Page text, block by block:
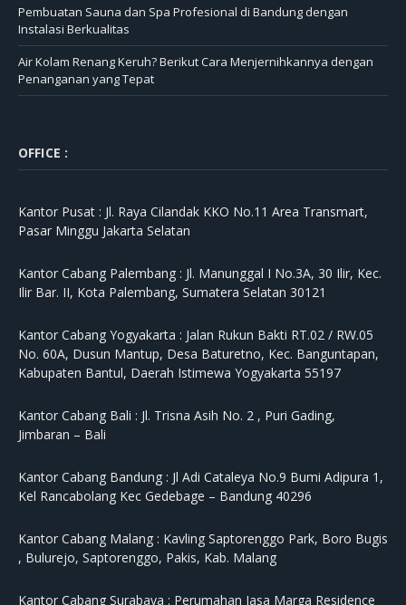
Pembuatan Sauna dan Spa Profesional di Bandung dengan
Instalasi Berkualitas
Air Kolam Renang Keruh? Berikut Cara Menjernihkannya dengan
Penanganan yang Tepat
OFFICE :
Kantor Pusat : Jl. Raya Cilandak KKO No.11 Area Transmart,
Pasar Minggu Jakarta Selatan
Kantor Cabang Palembang : Jl. Manunggal I No.3A, 30 Ilir, Kec.
Ilir Bar. II, Kota Palembang, Sumatera Selatan 30121
Kantor Cabang Yogyakarta : Jalan Rukun Bakti RT.02 / RW.05
No. 60A, Dusun Mantup, Desa Baturetno, Kec. Banguntapan,
Kabupaten Bantul, Daerah Istimewa Yogyakarta 55197
Kantor Cabang Bali : Jl. Trisna Asih No. 2 , Puri Gading,
Jimbaran – Bali
Kantor Cabang Bandung : Jl Adi Cataleya No.9 Bumi Adipura 1,
Kel Rancabolang Kec Gedebage – Bandung 40296
Kantor Cabang Malang : Kavling Saptorenggo Park, Boro Bugis
, Bulurejo, Saptorenggo, Pakis, Kab. Malang
Kantor Cabang Surabaya : Perumahan Jasa Marga Residence